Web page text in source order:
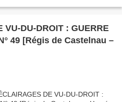
VU-DU-DROIT : GUERRE
49 [Régis de Castelnau –